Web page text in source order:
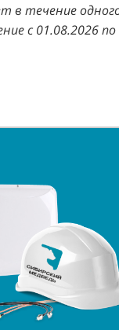
в течение
с 01.08.2026